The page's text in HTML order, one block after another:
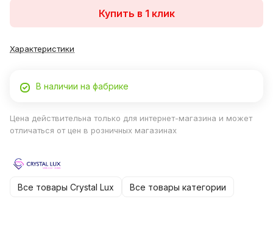
Купить в 1 клик
Характеристики
В наличии на фабрике
Цена действительна только для интернет-магазина и может
отличаться от цен в розничных магазинах
Все товары Crystal Lux Все товары категории